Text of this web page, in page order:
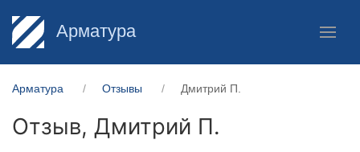
Арматура
Арматура Отзывы Дмитрий П.
Отзыв, Дмитрий П.